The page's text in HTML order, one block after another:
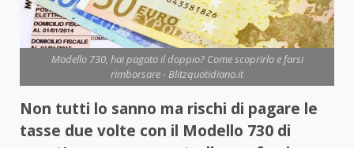
Modello 730, hai pagato il doppio? Come scoprirlo e farsi
rimborsare - Blitzquotidiano.it
Non tutti lo sanno ma rischi di pagare le
tasse due volte con il Modello 730 di